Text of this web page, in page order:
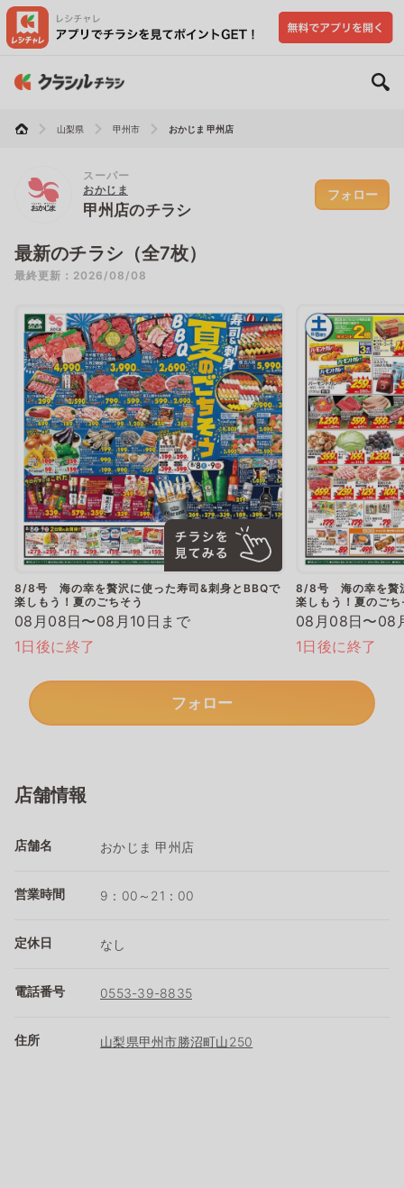
山梨県 甲州市 おかじま 甲州店
スーパー
おかじま
甲州店のチラシ
フォロー
最新のチラシ（全7枚）
最終更新：2026/08/08
8/8号 海の幸を贅沢に使った寿司&刺身とBBQで
楽しもう！夏のごちそう
08月08日〜08月10日まで
1日後に終了
8/8号 海の幸を贅
楽しもう！夏のごち
08月08日〜08
1日後に終了
フォロー
店舗情報
店舗名 おかじま 甲州店
営業時間 9：00～21：00
定休日 なし
電話番号 0553-39-8835
住所 山梨県甲州市勝沼町山250